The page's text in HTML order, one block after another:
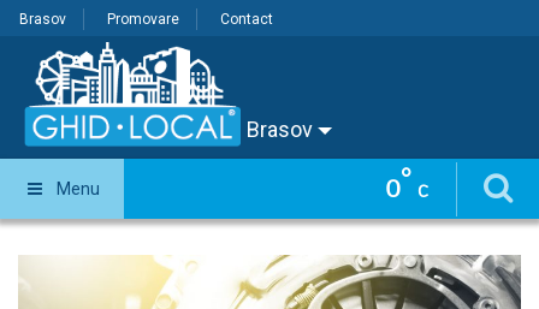
Brasov Promovare Contact
Brasov
0° C
Menu